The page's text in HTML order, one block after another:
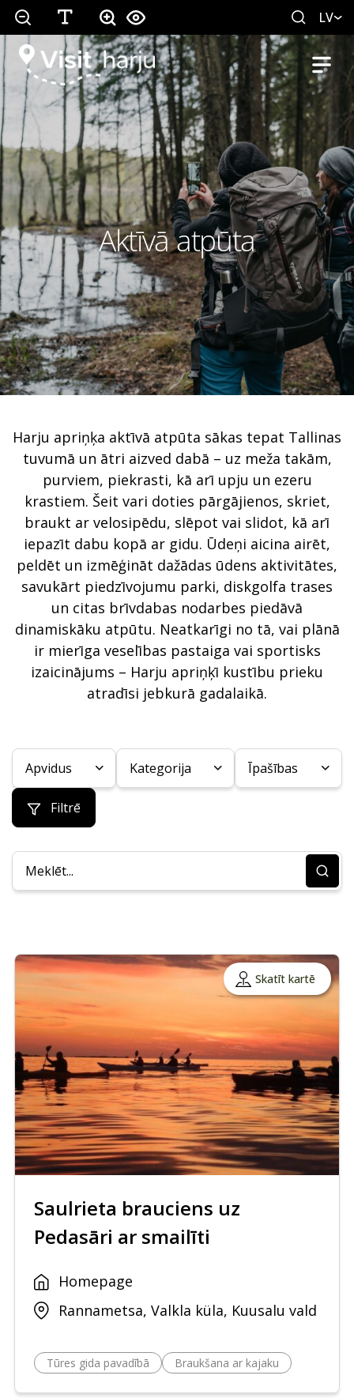
LV
Aktīvā atpūta
Harju apriņķa aktīvā atpūta sākas tepat Tallinas
tuvumā un ātri aizved dabā – uz meža takām,
purviem, piekrasti, kā arī upju un ezeru
krastiem. Šeit vari doties pārgājienos, skriet,
braukt ar velosipēdu, slēpot vai slidot, kā arī
iepazīt dabu kopā ar gidu. Ūdeņi aicina airēt,
peldēt un izmēģināt dažādas ūdens aktivitātes,
savukārt piedzīvojumu parki, diskgolfa trases
un citas brīvdabas nodarbes piedāvā
dinamiskāku atpūtu. Neatkarīgi no tā, vai plānā
ir mierīga veselības pastaiga vai sportisks
izaicinājums – Harju apriņķī kustību prieku
atradīsi jebkurā gadalaikā.
Apvidus Kategorija Īpašības
Filtrē
Skatīt kartē
Saulrieta brauciens uz
Pedasāri ar smailīti
Homepage
Rannametsa, Valkla küla, Kuusalu vald
Tūres gida pavadībā Braukšana ar kajaku